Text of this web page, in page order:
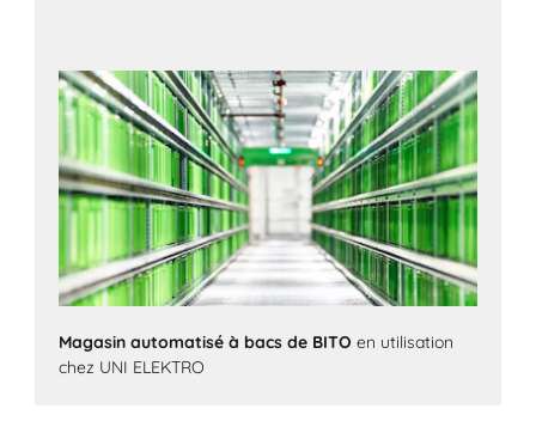
Magasin automatisé à bacs de BITO en utilisation
chez UNI ELEKTRO